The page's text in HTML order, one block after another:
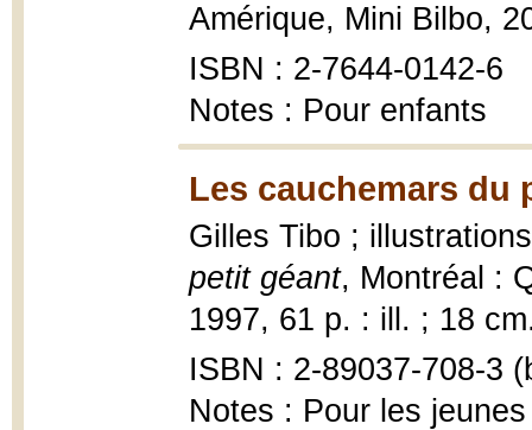
Amérique, Mini Bilbo,
ISBN : 2-7644-0142-6
Notes : Pour enfants
Les cauchemars du
Gilles Tibo ;
petit géant, Montréal :
1997, 61 p. : ill. ; 18
ISBN : 2-89037-708-3
Notes : Pour les